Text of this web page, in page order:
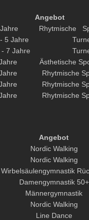
Angebot
Rhytmische
5 Jahre
7 Jahre
Ästhetische
Rhytmische
Rhytmische
Rhytmische
Angebot
Nordic Walking
Nordic Walking
Wirbelsäulengymnastik
Damengymnastik 50+
Männergymnastik
Nordic Walking
Line Dance